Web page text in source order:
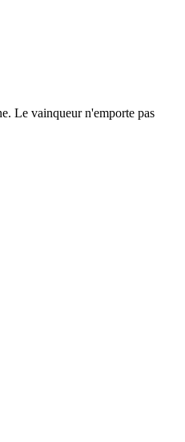
Le vainqueur n'emporte pas